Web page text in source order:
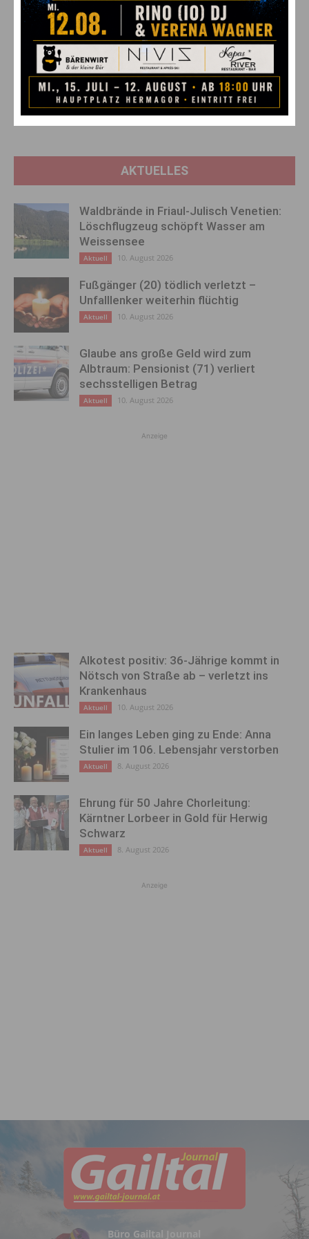
Vorheriger Artikel
Ehrung für herausragende
Leistungen in der peripheren
Nervenchirurgie: Dr. David Kline
Lectureship Award für den
Abteilungsvorstand der
Neurochirurgie in Klagenfurt!
Nächster Artikel
Spielerisch lernen, sicher leben:
Startschuss für
Kindersicherheitsolympiade &
Sicherheitstage 2025
AKTUELLES
Waldbrände in Friaul-Julisch Venetien:
Löschflugzeug schöpft Wasser am
Weissensee
Aktuell 10. August 2026
Fußgänger (20) tödlich verletzt –
Unfalllenker weiterhin flüchtig
Aktuell 10. August 2026
Glaube ans große Geld wird zum
Albtraum: Pensionist (71) verliert
sechsstelligen Betrag
Aktuell 10. August 2026
Anzeige
Alkotest positiv: 36-Jährige kommt in
Nötsch von Straße ab – verletzt ins
Krankenhaus
Aktuell 10. August 2026
Ein langes Leben ging zu Ende: Anna
Stulier im 106. Lebensjahr verstorben
Aktuell 8. August 2026
Ehrung für 50 Jahre Chorleitung:
Kärntner Lorbeer in Gold für Herwig
Schwarz
Aktuell 8. August 2026
Anzeige
Büro Gailtal Journal